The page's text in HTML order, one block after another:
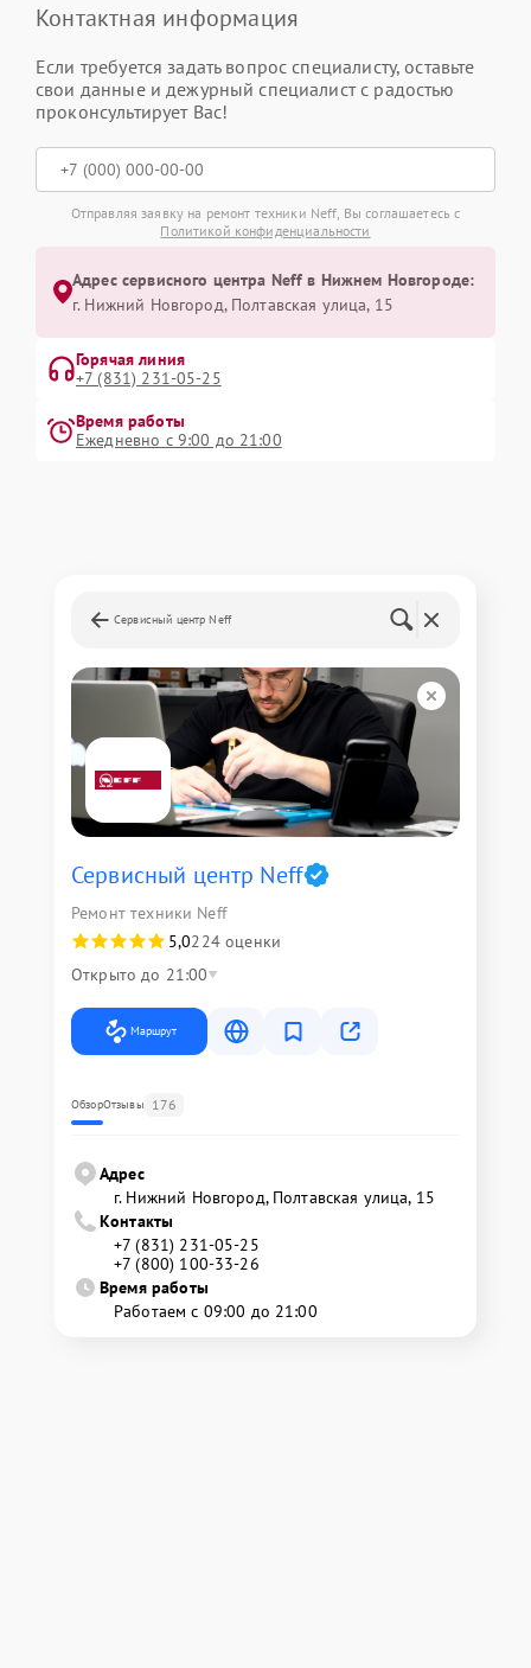
Контактная информация
Если требуется задать вопрос специалисту, оставьте
свои данные и дежурный специалист с радостью
проконсультирует Вас!
Отправляя заявку на ремонт техники Neff, Вы соглашаетесь с
Политикой конфиденциальности
Адрес сервисного центра Neff в Нижнем Новгороде:
г. Нижний Новгород, Полтавская улица, 15
Горячая линия
+7 (831) 231-05-25
Время работы
Ежедневно с 9:00 до 21:00
Сервисный центр Neff
Сервисный центр Neff
Ремонт техники Neff
5,0224 оценки
Открыто до 21:00
Маршрут
ОбзорОтзывы 176
Адрес
г. Нижний Новгород, Полтавская улица, 15
Контакты
+7 (831) 231-05-25
+7 (800) 100-33-26
Время работы
Работаем с 09:00 до 21:00